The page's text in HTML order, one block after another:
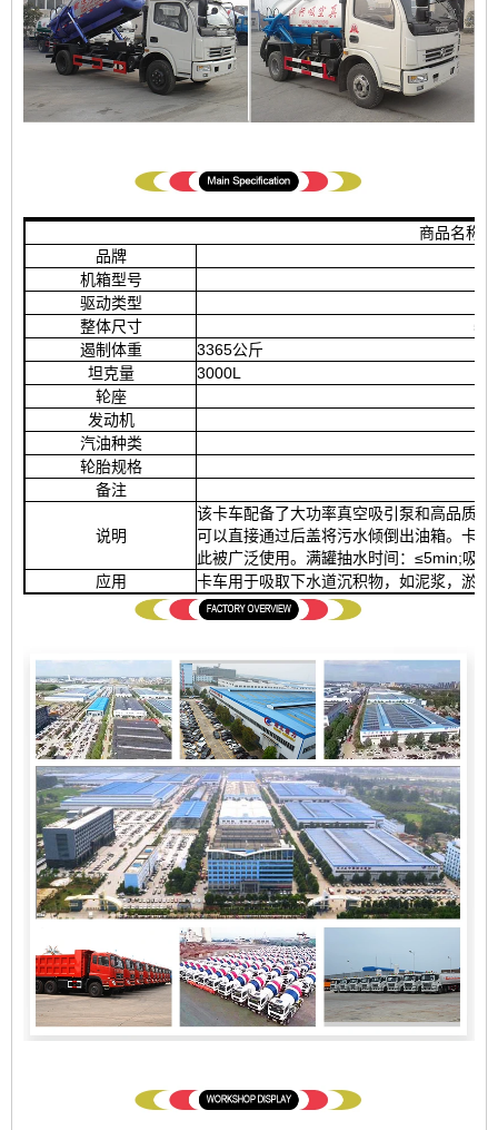
商品名称
品牌
机箱型号
驱动类型
整体尺寸
遏制体重
3365公斤
坦克量
3000L
轮座
发动机
汽油种类
轮胎规格
备注
说明
该卡车配备了大功率真空吸引泵和高品质
可以直接通过后盖将污水倾倒出油箱。卡
此被广泛使用。满罐抽水时间：≤5min;吸
应用
卡车用于吸取下水道沉积物，如泥浆，淤